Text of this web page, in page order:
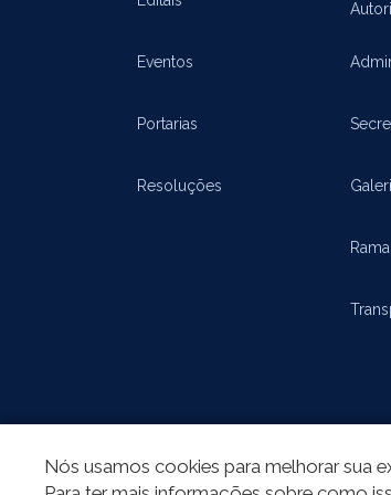
Eventos
Portarias
Resoluções
Nós usamos cookies para melhorar sua